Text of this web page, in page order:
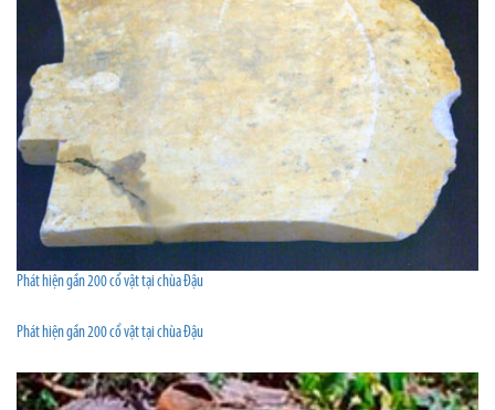
Phát hiện gần 200 cổ vật tại chùa Đậu
Phát hiện gần 200 cổ vật tại chùa Đậu